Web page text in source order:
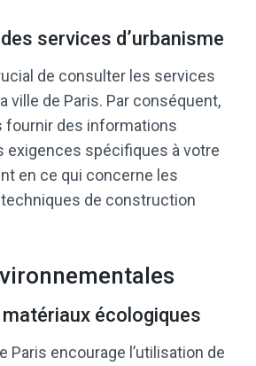
services d’urbanisme
de consulter les services
ville de Paris. Par conséquent,
fournir des informations
exigences spécifiques à votre
en ce qui concerne les
de construction
écologiques
Paris encourage l’utilisation de